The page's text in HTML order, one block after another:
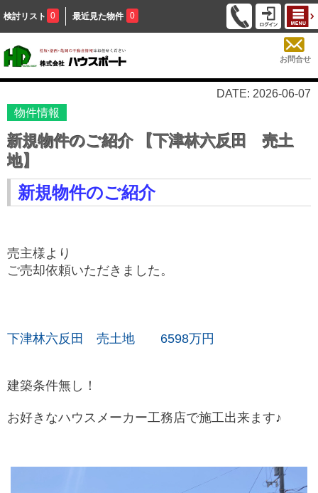
検討リスト 0 最近見た物件 0
お問合せ
DATE: 2026-06-07
物件情報
新規物件のご紹介 【下津林六反田 売土
地】
新規物件のご紹介
売主様より
ご売却依頼いただきました。
下津林六反田 売土地 6598万円
建築条件無し！
お好きなハウスメーカー工務店で施工出来ます♪